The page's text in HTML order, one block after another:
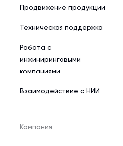
Продвижение продукции
Техническая поддержка
Работа с
инжиниринговыми
компаниями
Взаимодействие с НИИ
Компания